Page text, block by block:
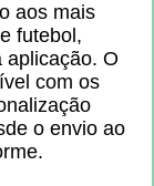
aos mais
futebol,
aplicação. O
com os
o envio ao